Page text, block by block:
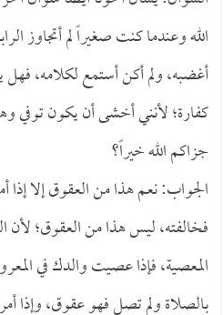
الله وعندما كنت صغيراً لم أتجاوز
أغضبه، ولم أكن أستمع لكلامه،
كفارة؛ لأنني أخشى أن يكون توفي
جزاكم الله خيراً؟
الجواب: نعم هذا من العقوق إلا
فخالفته، ليس هذا من العقوق؛ لأن
المعصية، فإذا عصيت والدك في
بالصلاة ولم تصل فهو عقوق، وإذا